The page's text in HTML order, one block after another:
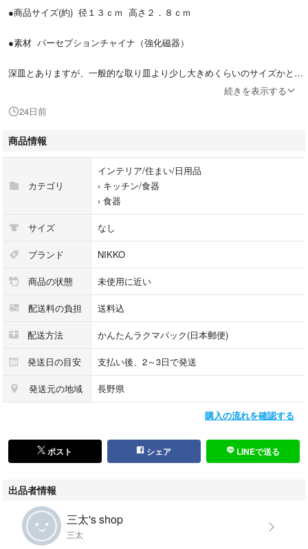
●商品サイズ(約) 径１３ｃｍ 高さ２．８ｃｍ
●素材 パーセプションチャイナ（強化磁器）
深皿とありますが、一般的な取り皿より少し大きめくらいのサイズかと思
新品未使用ですが、
ガスパール(黒い子の方)は、少し塗装がはがれているところもあります。
(写真４参照)
写真撮影と状態確認のため、一度箱から出しておりますので、洗浄してか
ゆうパケットプラスにて発送予定です。
発送の準備が整い次第発送させていただきます。
発送は土日祝日を除く月曜日〜金曜日になります。
ご理解いただける方ご購入ください。
コメントのやりとり、梱包方法は、完璧ではないかもしれませんができる
返信は遅れることもありますが、必ずご連絡はいたします。
長文最後までお読みいただきありがとうございます。
#リサとガスパール
#食器
#お皿
#8000-0313
続きを表示する
24日前
商品情報
カテゴリ
インテリア/住まい/日用品
› キッチン/食器
› 食器
サイズ なし
ブランド NIKKO
商品の状態 未使用に近い
配送料の負担 送料込
配送方法 かんたんラクマパック(日本郵便)
発送日の目安 支払い後、2～3日で発送
発送元の地域 長野県
購入の流れを確認する
ポスト シェア LINEで送る
出品者情報
三太's shop
三太